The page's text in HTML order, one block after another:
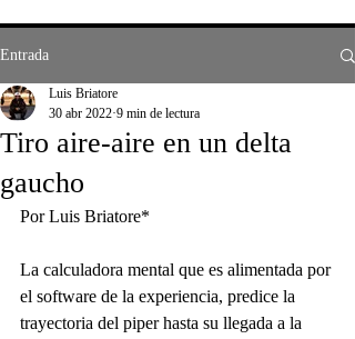
Entrada
Tiro aire-aire en un delta
gaucho
Luis Briatore
30 abr 2022 9 min de lectura
Por Luis Briatore*
La calculadora mental que es alimentada por
el software de la experiencia, predice la
trayectoria del piper hasta su llegada a la